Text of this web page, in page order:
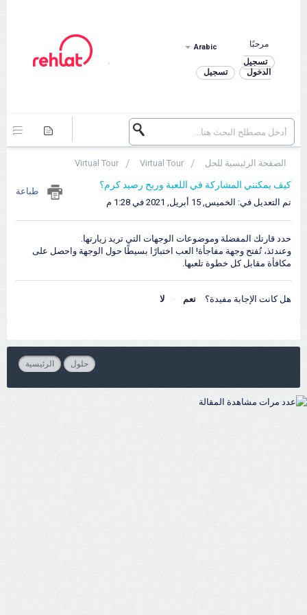
Arabic
مرحبًا
تسجيل
الدخول
تسجيل
الصفحة الرئيسية للحل Virtual Tour
Virtual Tour
كيف يمكنني المشاركة في اللعبة وربح رصيد كرم؟
طباعة
تم التعديل في: الخميس, 15 أبريل, 2021 في 1:28 م
حدد قارتك المفضلة وموضوعات الوجهات التي تريد زيارتها.
وعندئذ، تُفتح وجهة مفاجأة! العب اختبارًا بسيطًا حول الوجهة واحصل على
مكافأة مقابل كل خطوة تلعبها.
هل كانت الإجابة مفيدة؟ نعم لا
الرئيسية حلول